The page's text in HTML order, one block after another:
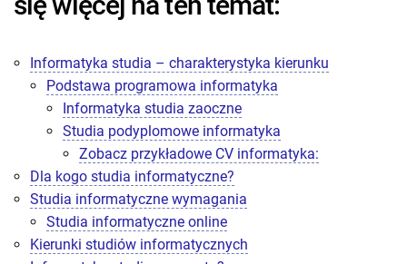
Informatyka studia – charakterystyka kierunku
Podstawa programowa informatyka
Informatyka studia zaoczne
Studia podyplomowe informatyka
Zobacz przykładowe CV informatyka:
Dla kogo studia informatyczne?
Studia informatyczne wymagania
Studia informatyczne online
Kierunki studiów informatycznych